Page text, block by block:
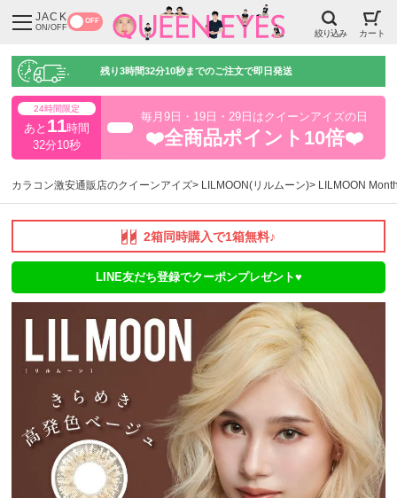
JACK
ON/OFF
OFF
絞り込み カート
残り3時間32分9秒までのご注文で即日発送
24時間限定
あと 11時間
32分9秒
毎月9日・19日・29日はクイーンアイズの日
❤️全商品ポイント10倍❤️
カラコン激安通販店のクイーンアイズ LILMOON(リルムーン) LILMOON
2箱同時購入で1箱無料♪
LINE友だち登録でクーポンプレゼント♥